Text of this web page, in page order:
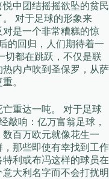
中团结摇摇欲坠的贫民
对于足球的形象来
是一个非常糟糕的惊
的回归，人们期待着一
切都在跳跃，不仅是联
内卢吹到圣保罗，从萨
。
重达一吨。 对于足球
敲响：亿万富翁足球，
百万欧元就像花生一
那些即使有幸找到工作
利或布冯这样的球员在
大利名字而不会打扰明